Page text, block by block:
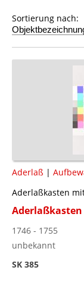
Sortierung nach:
Aderlaß |
Aderlaßkasten
Aderlaßkasten
1746 - 1755
unbekannt
SK 385